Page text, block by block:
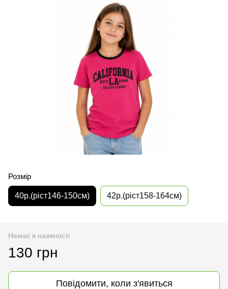
Розмір
40р.(ріст146-150см) 42р.(ріст158-164см)
Немає в наявності
130 грн
Повідомити, коли з'явиться